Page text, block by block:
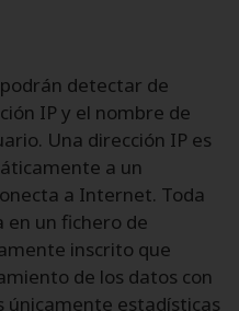
detectar de
IP y el nombre de
Una dirección IP es
a un
a Internet. Toda
un fichero de
inscrito que
de los datos con
únicamente estadísticas